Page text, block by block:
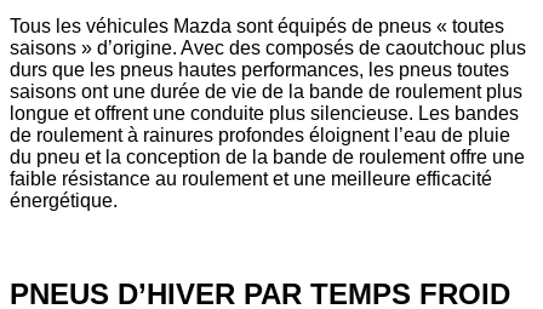
Tous les véhicules Mazda sont équipés de pneus « toutes
saisons » d’origine. Avec des composés de caoutchouc plus
durs que les pneus hautes performances, les pneus toutes
saisons ont une durée de vie de la bande de roulement plus
longue et offrent une conduite plus silencieuse. Les bandes
de roulement à rainures profondes éloignent l’eau de pluie
du pneu et la conception de la bande de roulement offre une
faible résistance au roulement et une meilleure efficacité
énergétique.
PNEUS D’HIVER PAR TEMPS FROID